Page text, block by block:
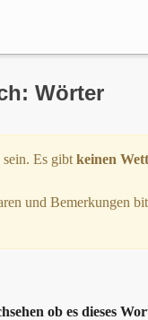
Wörter
Es gibt keinen
und Bemerkungen
ob es dieses